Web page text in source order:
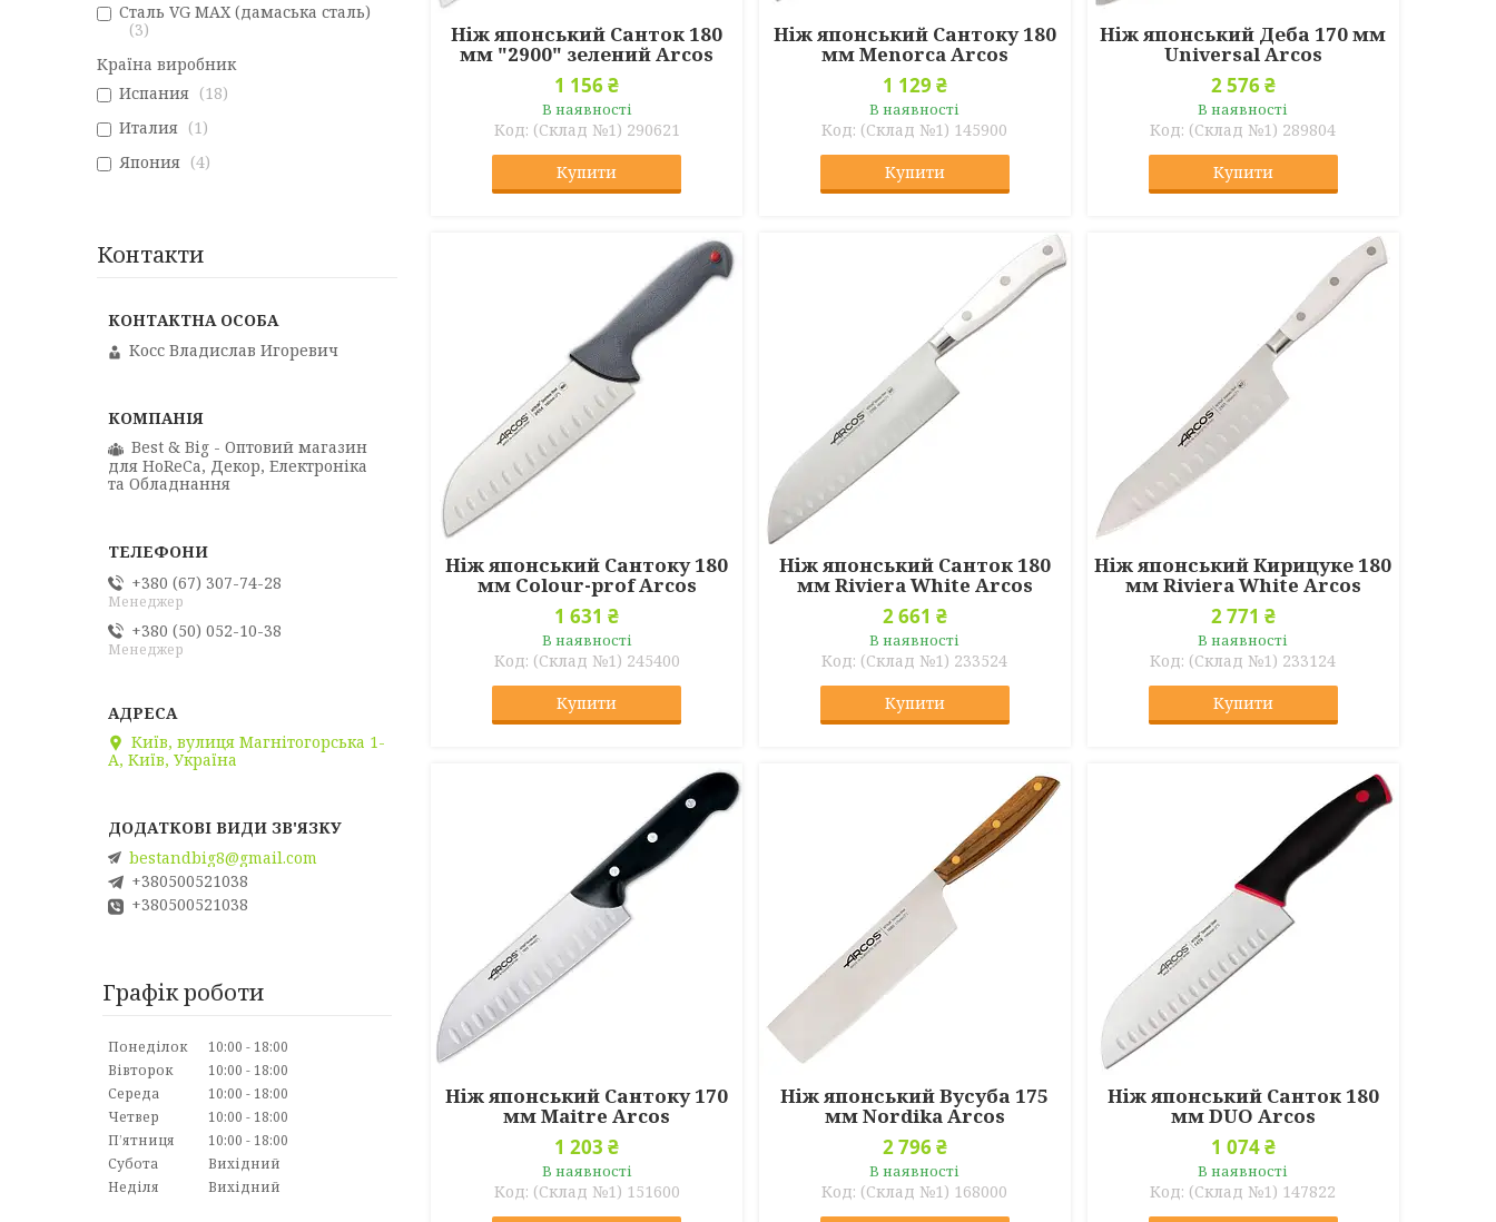
Ніж японський Санток 180
мм "2900" зелений Arcos
1 156 ₴
В наявності
(Склад №1) 290621
Купити
Ніж японський Сантоку 180
мм Menorca Arcos
1 129 ₴
В наявності
(Склад №1) 145900
Купити
Ніж японський Деба 170 мм
Universal Arcos
2 576 ₴
В наявності
(Склад №1) 289804
Купити
Ніж японський Сантоку 180
мм Colour-prof Arcos
1 631 ₴
В наявності
(Склад №1) 245400
Купити
Ніж японський Санток 180
мм Riviera White Arcos
2 661 ₴
В наявності
(Склад №1) 233524
Купити
Ніж японський Кирицуке 180
мм Riviera White Arcos
2 771 ₴
В наявності
(Склад №1) 233124
Купити
Ніж японський Сантоку 170
мм Maitre Arcos
1 203 ₴
В наявності
(Склад №1) 151600
Ніж японський Вусуба 175
мм Nordika Arcos
2 796 ₴
В наявності
(Склад №1) 168000
Ніж японський Санток 180
мм DUO Arcos
1 074 ₴
В наявності
(Склад №1) 147822
Сталь VG MAX (дамаська сталь)
3
Країна виробник
Испания
18
Италия
1
Япония
4
Контакти
Косс Владислав Игоревич
Best & Big - Оптовий магазин
для HoReCa, Декор, Електроніка
та Обладнання
+380 (67) 307-74-28
Менеджер
+380 (50) 052-10-38
Менеджер
Київ, вулиця Магнітогорська 1-
А, Київ, Україна
bestandbig8@gmail.com
+380500521038
+380500521038
Графік роботи
Понеділок 10:00
18:00
Вівторок
10:00
18:00
Середа
10:00
18:00
Четвер
10:00
18:00
Пʼятниця
10:00
18:00
Субота
Вихідний
Неділя
Вихідний